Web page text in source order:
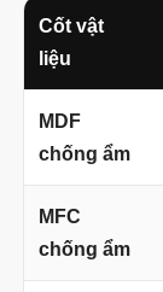
Cốt vật
liệu
MDF
chống ẩm
MFC
chống ẩm